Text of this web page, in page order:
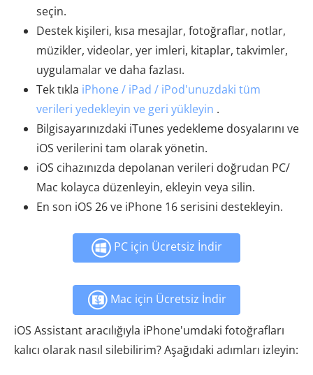
seçin.
Destek kişileri, kısa mesajlar, fotoğraflar, notlar,
müzikler, videolar, yer imleri, kitaplar, takvimler,
uygulamalar ve daha fazlası.
Tek tıkla iPhone / iPad / iPod'unuzdaki tüm
verileri yedekleyin ve geri yükleyin .
Bilgisayarınızdaki iTunes yedekleme dosyalarını ve
iOS verilerini tam olarak yönetin.
iOS cihazınızda depolanan verileri doğrudan PC/
Mac kolayca düzenleyin, ekleyin veya silin.
En son iOS 26 ve iPhone 16 serisini destekleyin.
PC için Ücretsiz İndir
Mac için Ücretsiz İndir
iOS Assistant aracılığıyla iPhone'umdaki fotoğrafları
kalıcı olarak nasıl silebilirim? Aşağıdaki adımları izleyin: